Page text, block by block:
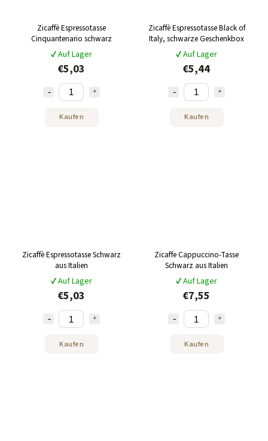
Zicaffè Espressotasse
Cinquantenario schwarz
✔ Auf Lager
€5,03
Kaufen
Zicaffè Espressotasse Black of
Italy, schwarze Geschenkbox
✔ Auf Lager
€5,44
Kaufen
Zicaffè Espressotasse Schwarz
aus Italien
✔ Auf Lager
€5,03
Kaufen
Zicaffe Cappuccino-Tasse
Schwarz aus Italien
✔ Auf Lager
€7,55
Kaufen